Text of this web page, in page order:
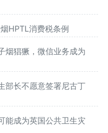
HPTL消费税条例
烟猖獗，微信业务成为
部长不愿意签署尼古丁
能成为英国公共卫生灾